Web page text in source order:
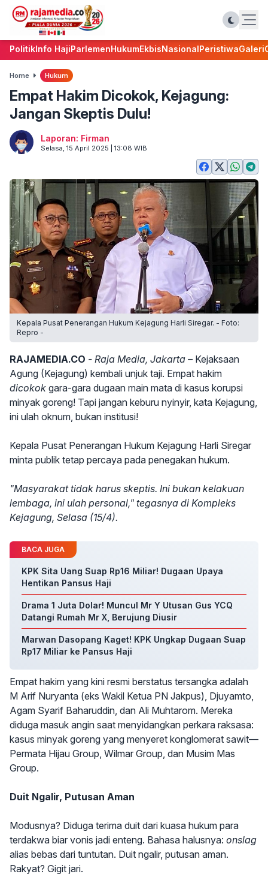
PolitikInfo HajiParlemenHukumEkbisNasionalPeristiwaGaleri
Home Hukum
Empat Hakim Dicokok, Kejagung:
Jangan Skeptis Dulu!
Laporan: Firman
Selasa, 15 April 2025 | 13:08 WIB
Kepala Pusat Penerangan Hukum Kejagung Harli Siregar. - Foto:
Repro -
RAJAMEDIA.CO - Raja Media, Jakarta – Kejaksaan
Agung (Kejagung) kembali unjuk taji. Empat hakim
dicokok gara-gara dugaan main mata di kasus korupsi
minyak goreng! Tapi jangan keburu nyinyir, kata Kejagung,
ini ulah oknum, bukan institusi!
Kepala Pusat Penerangan Hukum Kejagung Harli Siregar
minta publik tetap percaya pada penegakan hukum.
"Masyarakat tidak harus skeptis. Ini bukan kelakuan
lembaga, ini ulah personal," tegasnya di Kompleks
Kejagung, Selasa (15/4).
BACA JUGA
KPK Sita Uang Suap Rp16 Miliar! Dugaan Upaya
Hentikan Pansus Haji
Drama 1 Juta Dolar! Muncul Mr Y Utusan Gus YCQ
Datangi Rumah Mr X, Berujung Diusir
Marwan Dasopang Kaget! KPK Ungkap Dugaan Suap
Rp17 Miliar ke Pansus Haji
Empat hakim yang kini resmi berstatus tersangka adalah
M Arif Nuryanta (eks Wakil Ketua PN Jakpus), Djuyamto,
Agam Syarif Baharuddin, dan Ali Muhtarom. Mereka
diduga masuk angin saat menyidangkan perkara raksasa:
kasus minyak goreng yang menyeret konglomerat sawit—
Permata Hijau Group, Wilmar Group, dan Musim Mas
Group.
Duit Ngalir, Putusan Aman
Modusnya? Diduga terima duit dari kuasa hukum para
terdakwa biar vonis jadi enteng. Bahasa halusnya: onslag
alias bebas dari tuntutan. Duit ngalir, putusan aman.
Rakyat? Gigit jari.